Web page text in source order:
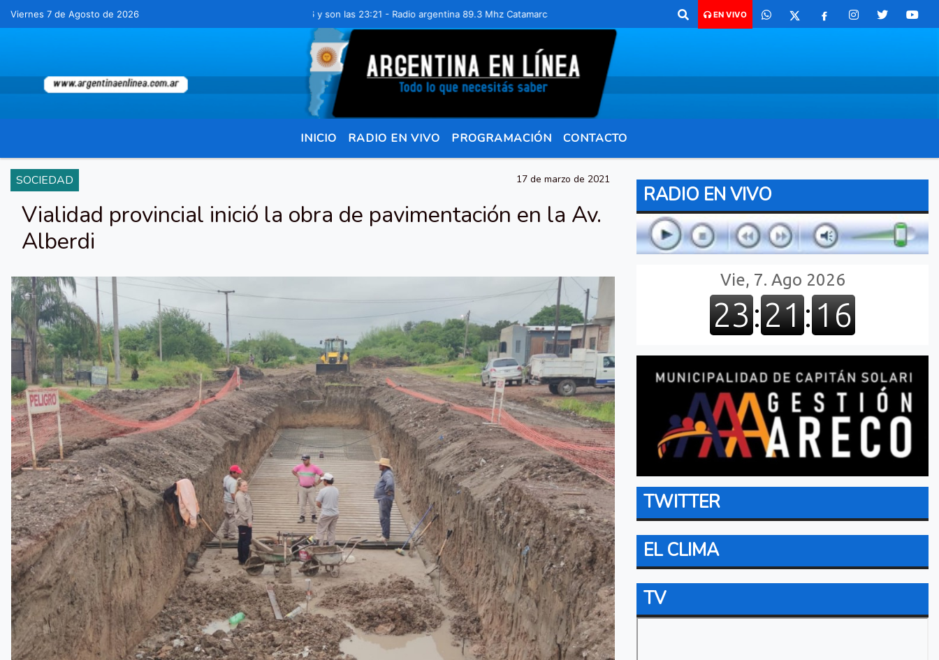
Viernes 7 de Agosto de 2026Hoy es Viernes 7 de Agosto de 2026 y son las 23:21 - Radio argentina 89.3 Mhz Catamarca 436 Resistencia Chaco para comunicarte 362 4879579 Radio argentina 89.3 Mhz Catamarca
EN VIVO
INICIO RADIO EN VIVO PROGRAMACIÓN CONTACTO
SOCIEDAD 17 de marzo de 2021
Vialidad provincial inició la obra de pavimentación en la Av.
Alberdi
RADIO EN VIVO
TWITTER
EL CLIMA
TV